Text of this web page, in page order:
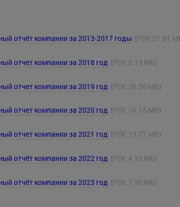
отчёт компании за 2013-2017 годы (PDF, 21.81
отчет компании за 2018 год (PDF, 3.19 МБ)
отчет компании за 2019 год (PDF, 30.56 МБ)
отчет компании за 2020 год (PDF, 10.15 МБ)
отчет компании за 2021 год (PDF, 13.77 МБ)
отчёт компании за 2022 год (PDF, 4.33 МБ)
отчёт компании за 2023 год (PDF, 7.30 МБ)